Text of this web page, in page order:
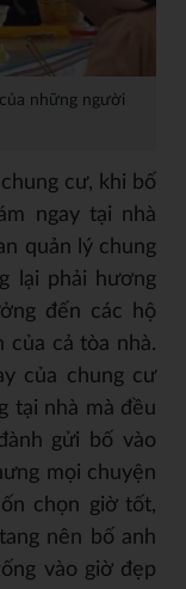
những người
cư, khi bố
ngay tại nhà
quản lý chung
lại phải hương
đến các hộ
của cả tòa nhà.
của chung cư
tại nhà mà đều
gửi bố vào
mọi chuyện
chọn giờ tốt,
nên bố anh
vào giờ đẹp